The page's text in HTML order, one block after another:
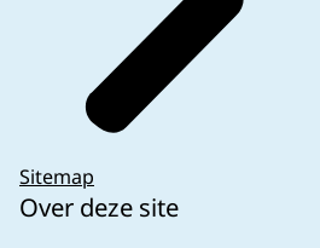
Sitemap
Over deze site